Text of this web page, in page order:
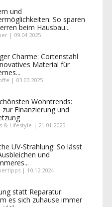
und
So sparen
beim Hausbau...
| 09.04.2025
Charme: Cortenstahl
Material für
| 03.03.2025
Wohntrends:
zur Finanzierung und
& Lifestyle | 21.01.2025
UV-Strahlung: So lässt
und
| 10.12.2024
statt Reparatur:
es sich zuhause immer